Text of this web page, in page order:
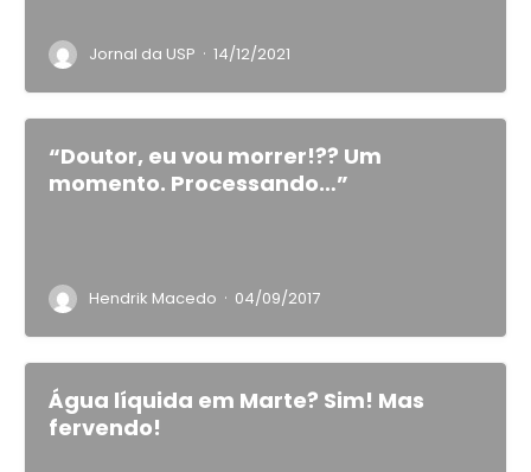
Jornal da USP · 14/12/2021
“Doutor, eu vou morrer!?? Um
momento. Processando…”
Hendrik Macedo · 04/09/2017
Água líquida em Marte? Sim! Mas
fervendo!